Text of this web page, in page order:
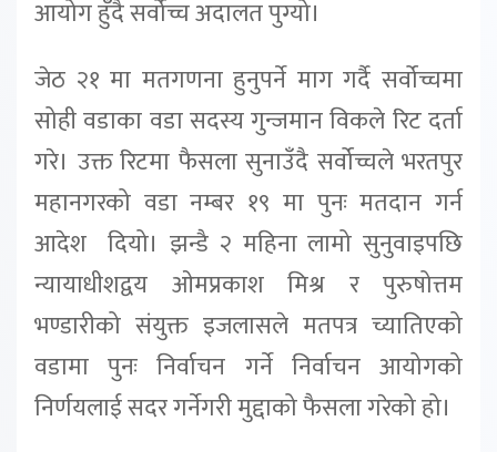
आयोग हुँदै सर्वोच्च अदालत पुग्यो।
जेठ २१ मा मतगणना हुनुपर्ने माग गर्दै सर्वोच्चमा
सोही वडाका वडा सदस्य गुन्जमान विकले रिट दर्ता
गरे। उक्त रिटमा फैसला सुनाउँदै सर्वोच्चले भरतपुर
महानगरको वडा नम्बर १९ मा पुनः मतदान गर्न
आदेश दियो। झन्डै २ महिना लामो सुनुवाइपछि
न्यायाधीशद्वय ओमप्रकाश मिश्र र पुरुषोत्तम
भण्डारीको संयुक्त इजलासले मतपत्र च्यातिएको
वडामा पुनः निर्वाचन गर्ने निर्वाचन आयोगको
निर्णयलाई सदर गर्नेगरी मुद्दाको फैसला गरेको हो।